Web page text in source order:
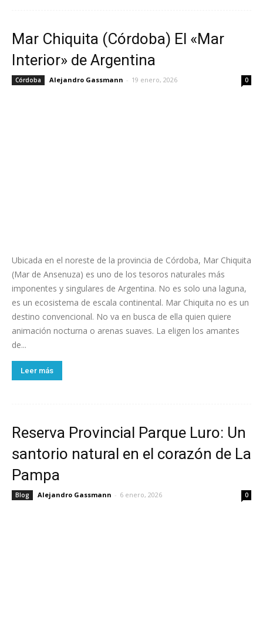
Mar Chiquita (Córdoba) El «Mar
Interior» de Argentina
Córdoba Alejandro Gassmann - 19 enero, 2026 0
Ubicada en el noreste de la provincia de Córdoba, Mar Chiquita
(Mar de Ansenuza) es uno de los tesoros naturales más
imponentes y singulares de Argentina. No es solo una laguna,
es un ecosistema de escala continental. Mar Chiquita no es un
destino convencional. No va en busca de ella quien quiere
animación nocturna o arenas suaves. La eligen los amantes
de...
Leer más
Reserva Provincial Parque Luro: Un
santorio natural en el corazón de La
Pampa
Blog Alejandro Gassmann - 6 enero, 2026 0